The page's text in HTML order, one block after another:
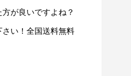
が良いですよね？
い！全国送料無料